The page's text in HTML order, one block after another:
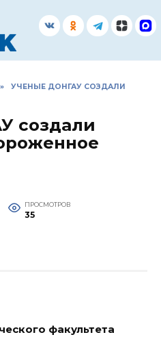
»
УЧЕНЫЕ ДОНГАУ СОЗДАЛИ
создали
ПРОСМОТРОВ
35
факультета